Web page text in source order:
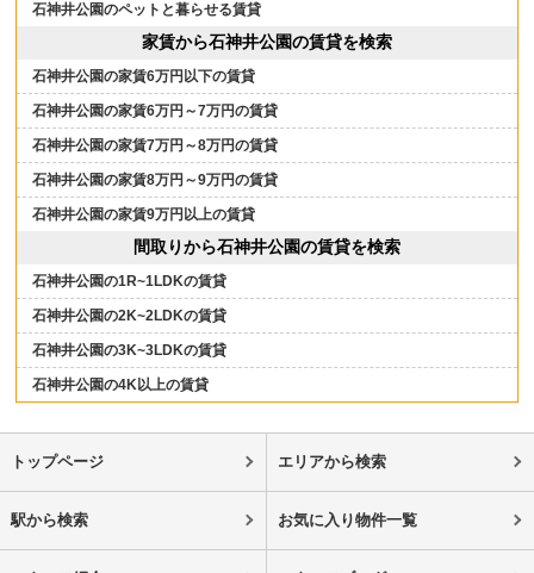
石神井公園のペットと暮らせる賃貸
家賃から石神井公園の賃貸を検索
石神井公園の家賃6万円以下の賃貸
石神井公園の家賃6万円～7万円の賃貸
石神井公園の家賃7万円～8万円の賃貸
石神井公園の家賃8万円～9万円の賃貸
石神井公園の家賃9万円以上の賃貸
間取りから石神井公園の賃貸を検索
石神井公園の1R~1LDKの賃貸
石神井公園の2K~2LDKの賃貸
石神井公園の3K~3LDKの賃貸
石神井公園の4K以上の賃貸
トップページ エリアから検索
駅から検索 お気に入り物件一覧